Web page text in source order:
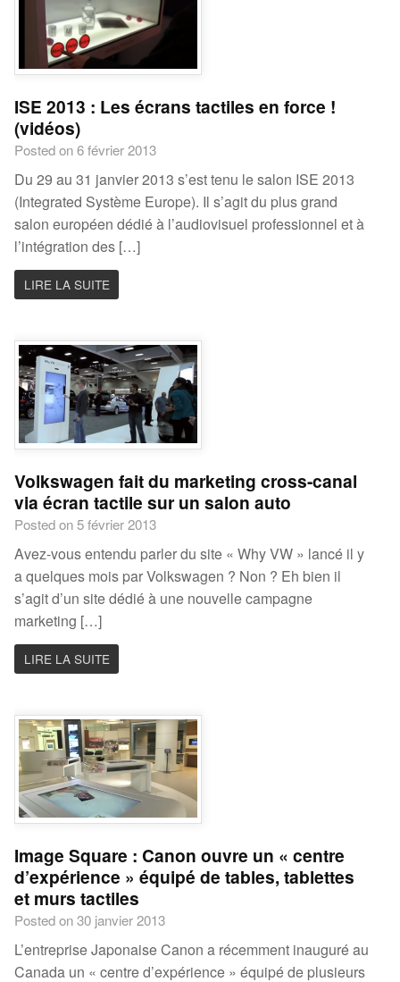
ISE 2013 : Les écrans tactiles en force !
(vidéos)
Posted on 6 février 2013
Du 29 au 31 janvier 2013 s’est tenu le salon ISE 2013
(Integrated Système Europe). Il s’agit du plus grand
salon européen dédié à l’audiovisuel professionnel et à
l’intégration des […]
LIRE LA SUITE
Volkswagen fait du marketing cross-canal
via écran tactile sur un salon auto
Posted on 5 février 2013
Avez-vous entendu parler du site « Why VW » lancé il y
a quelques mois par Volkswagen ? Non ? Eh bien il
s’agit d’un site dédié à une nouvelle campagne
marketing […]
LIRE LA SUITE
Image Square : Canon ouvre un « centre
d’expérience » équipé de tables, tablettes
et murs tactiles
Posted on 30 janvier 2013
L’entreprise Japonaise Canon a récemment inauguré au
Canada un « centre d’expérience » équipé de plusieurs